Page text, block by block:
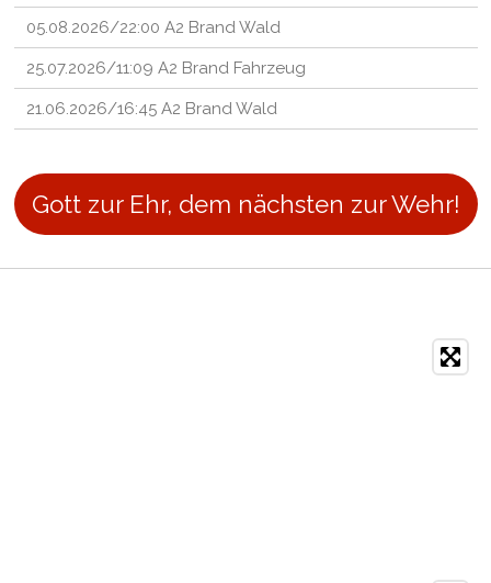
05.08.2026/22:00 A2 Brand Wald
25.07.2026/11:09 A2 Brand Fahrzeug
21.06.2026/16:45 A2 Brand Wald
Gott zur Ehr, dem nächsten zur Wehr!